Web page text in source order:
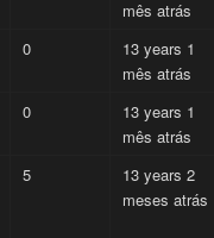
mês atrás
0
13 years 1
mês atrás
0
13 years 1
mês atrás
5
13 years 2
meses atrás